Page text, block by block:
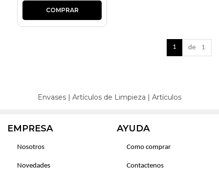
1 de 1
Envases | Artículos de Limpieza | Artículos
EMPRESA
Nosotros
Novedades
AYUDA
Como comprar
Contactenos